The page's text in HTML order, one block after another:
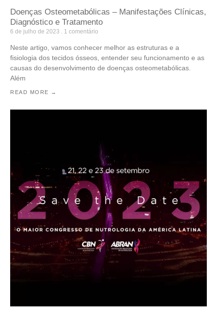
Doenças Osteometabólicas – Manifestações Clínicas,
Diagnóstico e Tratamento
6 de julho de 2023 1 comentário
Neste artigo, vamos conhecer melhor as estruturas e a
fisiologia dos tecidos ósseos, entender seu funcionamento e as
causas do desenvolvimento de doenças osteometabólicas.
Além
READ MORE →